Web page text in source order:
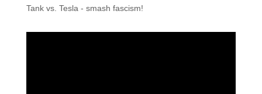
Tank vs. Tesla - smash fascism!